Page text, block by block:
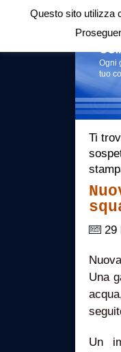
Login|RSS |
Ogni
tuo
Ti
29
Una
Un
Questo sito utilizza